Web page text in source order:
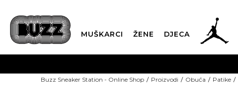
MUŠKARCI ŽENE DJECA
Buzz Sneaker Station - Online Shop Proizvodi Obuća Patike